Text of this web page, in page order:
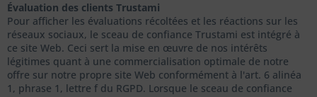
Évaluation des clients Trustami
Pour afficher les évaluations récoltées et les réactions sur les
réseaux sociaux, le sceau de confiance Trustami est intégré à
ce site Web. Ceci sert la mise en œuvre de nos intérêts
légitimes quant à une commercialisation optimale de notre
offre sur notre propre site Web conformément à l'art. 6 alinéa
1, phrase 1, lettre f du RGPD. Lorsque le sceau de confiance